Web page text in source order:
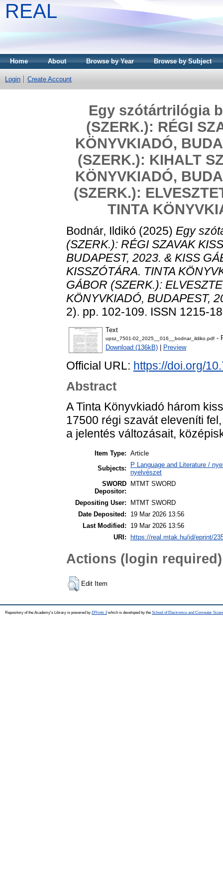
REAL
Home About Browse by Year Browse by Subject
Login Create Account
Egy szótártrilógia
(SZERK.): RÉGI
KÖNYVKIADÓ,
(SZERK.): KIHALT
KÖNYVKIADÓ,
(SZERK.):
TINTA
Bodnár, Ildikó (2025) Egy
(SZERK.): RÉGI SZAVAK
BUDAPEST, 2023. & KISS
KISSZÓTÁRA. TINTA
GÁBOR (SZERK.):
KÖNYVKIADÓ, BUDAPEST,
2). pp. 102-109. ISSN 1215-
Text
upsz_7501-02_2025__016__bodnar_ildiko.pdf -
Download (136kB)
Preview
Official URL: https://doi.org/
Abstract
A Tinta Könyvkiadó három
17500 régi szavát eleveníti
a jelentés változásait,
Item Type: Article
Subjects:
P Language and Literature /
nyelvészet
SWORD
Depositor:
MTMT SWORD
Depositing User:
MTMT SWORD
Date Deposited:
19 Mar 2026 13:56
Last Modified:
19 Mar 2026 13:56
URI:
https://real.mtak.hu/id/eprint/
Actions (login required)
Edit Item
Repository of the Academy's Library is powered by EPrints 3which is developed by the School of Electronics and Computer